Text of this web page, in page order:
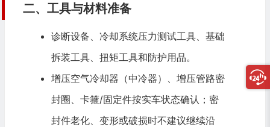
二、工具与材料准备
诊断设备、冷却系统压力测试工具、基础
拆装工具、扭矩工具和防护用品。
增压空气冷却器（中冷器）、增压管路密
封圈、卡箍/固定件按实车状态确认；密
封件老化、变形或破损时不建议继续沿